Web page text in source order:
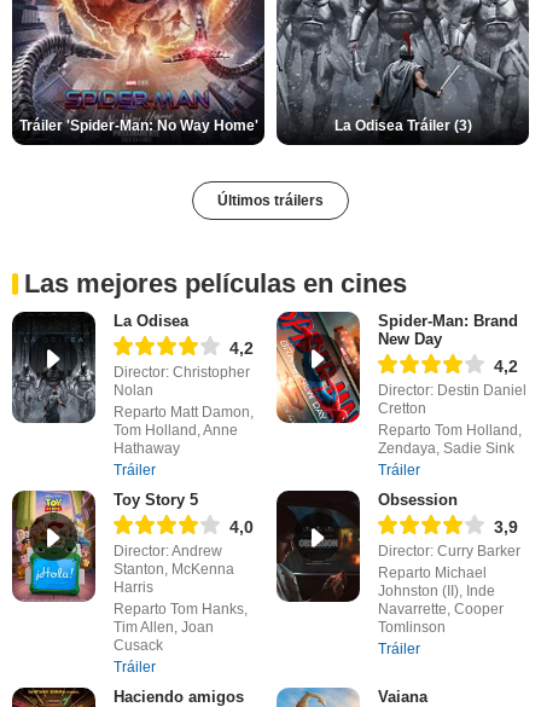
Tráiler 'Spider-Man: No Way Home' La Odisea Tráiler (3)
Últimos tráilers
Las mejores películas en cines
La Odisea
4,2
Director: Christopher
Nolan
Reparto Matt Damon,
Tom Holland, Anne
Hathaway
Tráiler
Spider-Man: Brand
New Day
4,2
Director: Destin Daniel
Cretton
Reparto Tom Holland,
Zendaya, Sadie Sink
Tráiler
Toy Story 5
4,0
Director: Andrew
Stanton, McKenna
Harris
Reparto Tom Hanks,
Tim Allen, Joan
Cusack
Tráiler
Obsession
3,9
Director: Curry Barker
Reparto Michael
Johnston (II), Inde
Navarrette, Cooper
Tomlinson
Tráiler
Haciendo amigos Vaiana